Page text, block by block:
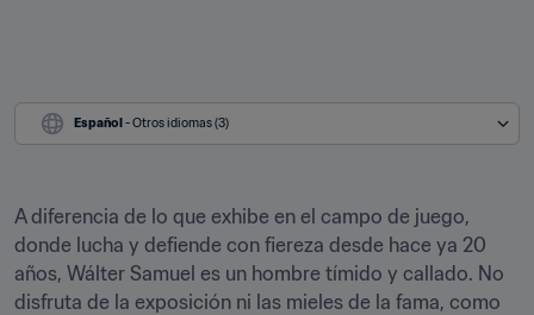
Español - Otros idiomas (3)
A diferencia de lo que exhibe en el campo de juego,
donde lucha y defiende con fiereza desde hace ya 20
años, Wálter Samuel es un hombre tímido y callado. No
disfruta de la exposición ni las mieles de la fama, como